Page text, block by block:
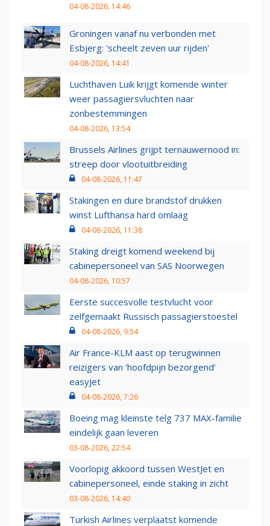
04-08-2026, 14:46
Groningen vanaf nu verbonden met
Esbjerg: 'scheelt zeven uur rijden'
04-08-2026, 14:41
Luchthaven Luik krijgt komende winter
weer passagiersvluchten naar
zonbestemmingen
04-08-2026, 13:54
Brussels Airlines grijpt ternauwernood in:
streep door vlootuitbreiding
04-08-2026, 11:47
Stakingen en dure brandstof drukken
winst Lufthansa hard omlaag
04-08-2026, 11:38
Staking dreigt komend weekend bij
cabinepersoneel van SAS Noorwegen
04-08-2026, 10:57
Eerste succesvolle testvlucht voor
zelfgemaakt Russisch passagierstoestel
04-08-2026, 9:54
Air France-KLM aast op terugwinnen
reizigers van ‘hoofdpijn bezorgend’
easyJet
04-08-2026, 7:26
Boeing mag kleinste telg 737 MAX-familie
eindelijk gaan leveren
03-08-2026, 22:54
Voorlopig akkoord tussen WestJet en
cabinepersoneel, einde staking in zicht
03-08-2026, 14:40
Turkish Airlines verplaatst komende